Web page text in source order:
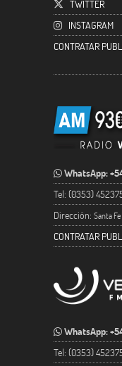
TWITTER
INSTAGRAM
CONTRATAR
WhatsApp:
Tel: (0353)
Dirección: Santa
CONTRATAR
WhatsApp:
Tel: (0353)